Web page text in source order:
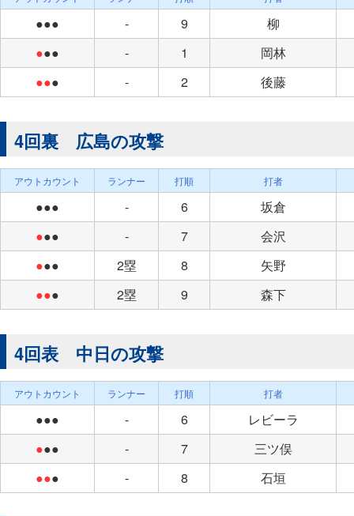
●●● - 9
柳
●●● - 1
岡林
●●● - 2 後藤
4回裏 広島の攻撃
アウトカウント ランナー 打順 打者
●●● - 6
坂倉
●●● - 7
会沢
●●● 2塁 8
矢野
●●● 2塁 9 森下
4回表 中日の攻撃
アウトカウント ランナー 打順 打者
●●● - 6
レビーラ
●●● - 7
三ツ俣
●●● - 8 石垣